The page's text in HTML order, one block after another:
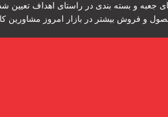
و بسته بندی در راستای اهداف
و فروش بیشتر در بازار امروز